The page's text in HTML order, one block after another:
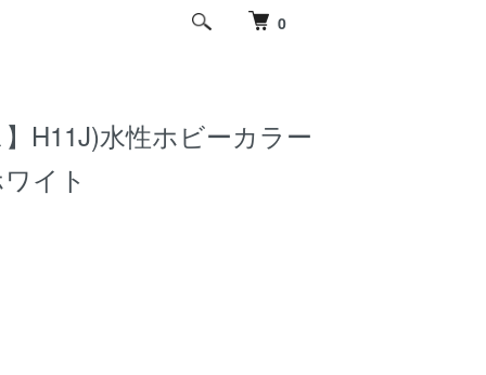
0
H11J)水性ホビーカラー
イト